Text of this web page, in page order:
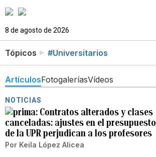
8 de agosto de 2026
Tópicos #Universitarios
ArtículosFotogaleríasVídeos
NOTICIAS
Contratos alterados y clases
canceladas: ajustes en el presupuesto
de la UPR perjudican a los profesores
Por Keila López Alicea